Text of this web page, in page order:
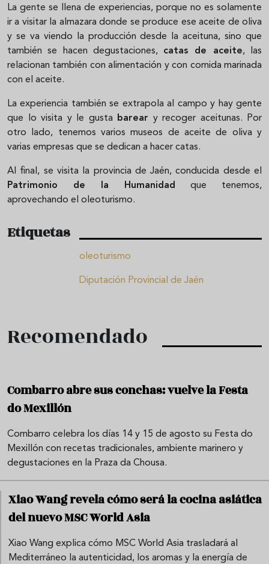
La gente se llena de experiencias, porque no es solamente
ir a visitar la almazara donde se produce ese aceite de oliva
y se va viendo la producción desde la aceituna, sino que
también se hacen degustaciones, catas de aceite, las
relacionan también con alimentación y con comida marinada
con el aceite.
La experiencia también se extrapola al campo y hay gente
que lo visita y le gusta barear y recoger aceitunas. Por
otro lado, tenemos varios museos de aceite de oliva y
varias empresas que se dedican a hacer catas.
Al final, se visita la provincia de Jaén, conducida desde el
Patrimonio de la Humanidad
que tenemos,
aprovechando el oleoturismo.
Etiquetas
oleoturismo
Diputación Provincial de Jaén
Recomendado
Combarro abre sus conchas: vuelve la Festa
do Mexillón
Combarro celebra los días 14 y 15 de agosto su Festa do
Mexillón con recetas tradicionales, ambiente marinero y
degustaciones en la Praza da Chousa.
Xiao Wang revela cómo será la cocina asiática
del nuevo MSC World Asia
Xiao Wang explica cómo MSC World Asia trasladará al
Mediterráneo la autenticidad, los aromas y la energía de